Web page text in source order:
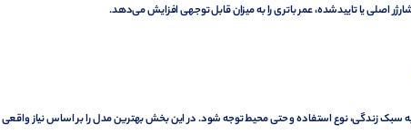
اصلی یا تاییدشده، عمر باتری را به میزان قابل توجهی افزایش می‌دهد.
زندگی، نوع استفاده و حتی محیط توجه شود. در این بخش بهترین مدل را بر اساس نیاز